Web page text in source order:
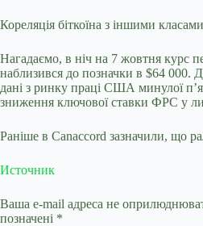
Кореляція біткоїна з іншими
Нагадаємо, в ніч на 7 жовтня курс
наблизився до позначки в $64 000.
дані з ринку праці США минулої
зниження ключової ставки ФРС у
Раніше в Canaccord зазначили, що
Источник
Ваша e-mail адреса не
позначені *